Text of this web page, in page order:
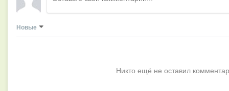
Новые
Никто ещё не оставил